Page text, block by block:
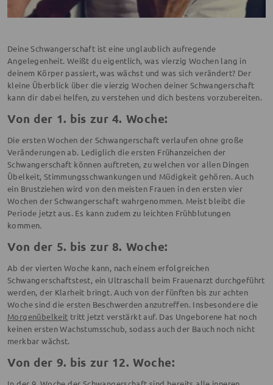
Deine Schwangerschaft ist eine unglaublich aufregende
Angelegenheit. Weißt du eigentlich, was vierzig Wochen lang in
deinem Körper passiert, was wächst und was sich verändert? Der
kleine Überblick über die vierzig Wochen deiner Schwangerschaft
kann dir dabei helfen, zu verstehen und dich bestens vorzubereiten.
Von der 1. bis zur 4. Woche:
Die ersten Wochen der Schwangerschaft verlaufen ohne große
Veränderungen ab. Lediglich die ersten Frühanzeichen der
Schwangerschaft können auftreten, zu welchen vor allen Dingen
Übelkeit, Stimmungsschwankungen und Müdigkeit gehören. Auch
ein Brustziehen wird von den meisten Frauen in den ersten vier
Wochen der Schwangerschaft wahrgenommen. Meist bleibt die
Periode jetzt aus. Es kann zudem zu leichten Frühblutungen
kommen.
Von der 5. bis zur 8. Woche:
Ab der vierten Woche kann, nach einem erfolgreichen
Schwangerschaftstest, ein Ultraschall beim Frauenarzt durchgeführt
werden, der Klarheit bringt. Auch von der fünften bis zur achten
Woche sind die ersten Beschwerden anzutreffen. Insbesondere die
Morgenübelkeit tritt jetzt verstärkt auf. Das Ungeborene hat noch
keinen ersten Wachstumsschub, sodass auch der Bauch noch nicht
merkbar wächst.
Von der 9. bis zur 12. Woche: